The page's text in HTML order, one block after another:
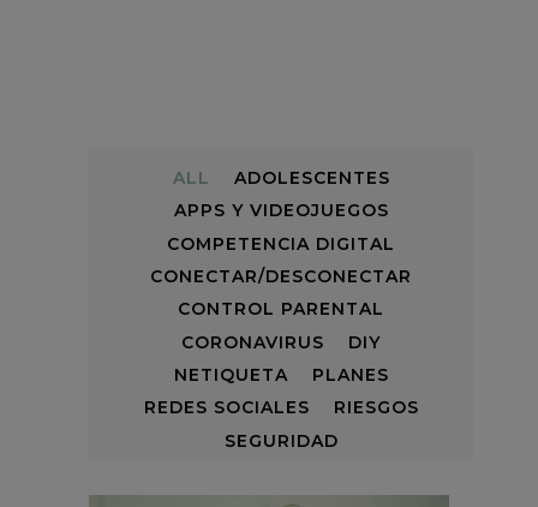
ALL
ADOLESCENTES
APPS Y VIDEOJUEGOS
COMPETENCIA DIGITAL
CONECTAR/DESCONECTAR
CONTROL PARENTAL
CORONAVIRUS
DIY
NETIQUETA
PLANES
REDES SOCIALES
RIESGOS
SEGURIDAD